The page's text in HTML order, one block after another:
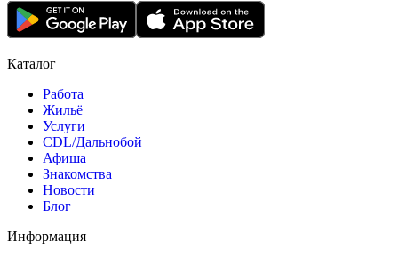
Каталог
Работа
Жильё
Услуги
CDL/Дальнобой
Афиша
Знакомства
Новости
Блог
Информация